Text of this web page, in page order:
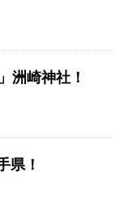
洲崎神社！
県！